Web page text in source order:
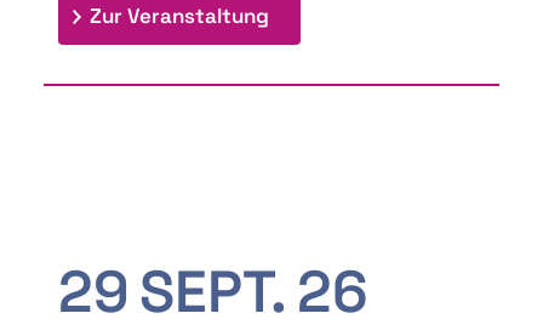
Zur Veranstaltung
29SEPT. 26